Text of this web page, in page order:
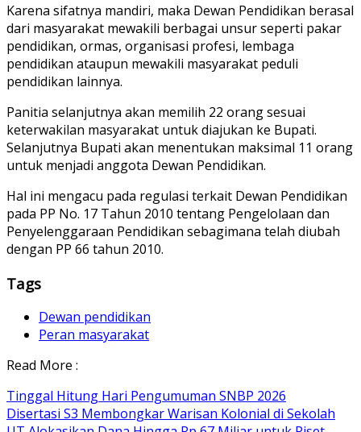
Karena sifatnya mandiri, maka Dewan Pendidikan berasal
dari masyarakat mewakili berbagai unsur seperti pakar
pendidikan, ormas, organisasi profesi, lembaga
pendidikan ataupun mewakili masyarakat peduli
pendidikan lainnya.
Panitia selanjutnya akan memilih 22 orang sesuai
keterwakilan masyarakat untuk diajukan ke Bupati.
Selanjutnya Bupati akan menentukan maksimal 11 orang
untuk menjadi anggota Dewan Pendidikan.
Hal ini mengacu pada regulasi terkait Dewan Pendidikan
pada PP No. 17 Tahun 2010 tentang Pengelolaan dan
Penyelenggaraan Pendidikan sebagimana telah diubah
dengan PP 66 tahun 2010.
Tags
Dewan pendidikan
Peran masyarakat
Read More :
Tinggal Hitung Hari Pengumuman SNBP 2026
Disertasi S3 Membongkar Warisan Kolonial di Sekolah